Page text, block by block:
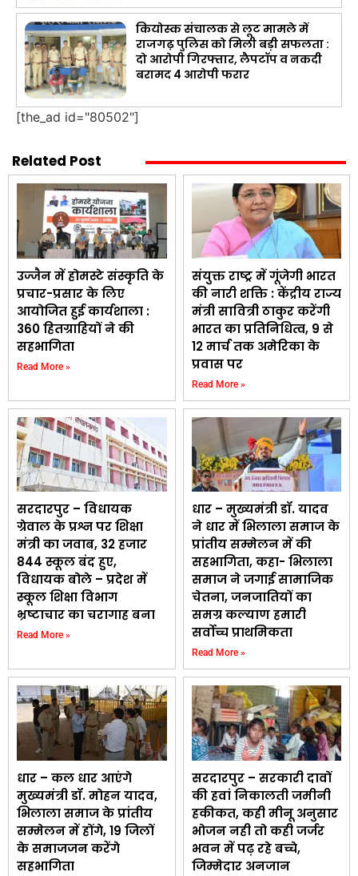
कियोस्क संचालक से लूट मामले में
राजगढ़ पुलिस को मिली बड़ी सफलता :
दो आरोपी गिरफ्तार, लैपटॉप व नकदी
बरामद 4 आरोपी फरार
[the_ad id="80502"]
Related Post
उज्जैन में होमस्टे संस्कृति के
प्रचार-प्रसार के लिए
आयोजित हुई कार्यशाला :
360 हितग्राहियों ने की
सहभागिता
Read More »
संयुक्त राष्ट्र में गूंजेगी भारत
की नारी शक्ति : केंद्रीय राज्य
मंत्री सावित्री ठाकुर करेंगी
भारत का प्रतिनिधित्व, 9 से
12 मार्च तक अमेरिका के
प्रवास पर
Read More »
सरदारपुर – विधायक
ग्रेवाल के प्रश्न पर शिक्षा
मंत्री का जवाब, 32 हजार
844 स्कूल बंद हुए,
विधायक बोले – प्रदेश में
स्कूल शिक्षा विभाग
भ्रष्टाचार का चरागाह बना
Read More »
धार – मुख्यमंत्री डॉ. यादव
ने धार में भिलाला समाज के
प्रांतीय सम्मेलन में की
सहभागिता, कहा- भिलाला
समाज ने जगाई सामाजिक
चेतना, जनजातियों का
समग्र कल्याण हमारी
सर्वोच्च प्राथमिकता
Read More »
धार – कल धार आएंगे
मुख्यमंत्री डॉ. मोहन यादव,
भिलाला समाज के प्रांतीय
सम्मेलन में होंगे, 19 जिलों
के समाजजन करेंगे
सहभागिता
सरदारपुर – सरकारी दावों
की हवां निकालती जमीनी
हकीकत, कही मीनू अनुसार
भोजन नही तो कही जर्जर
भवन में पढ़ रहे बच्चे,
जिम्मेदार अनजान